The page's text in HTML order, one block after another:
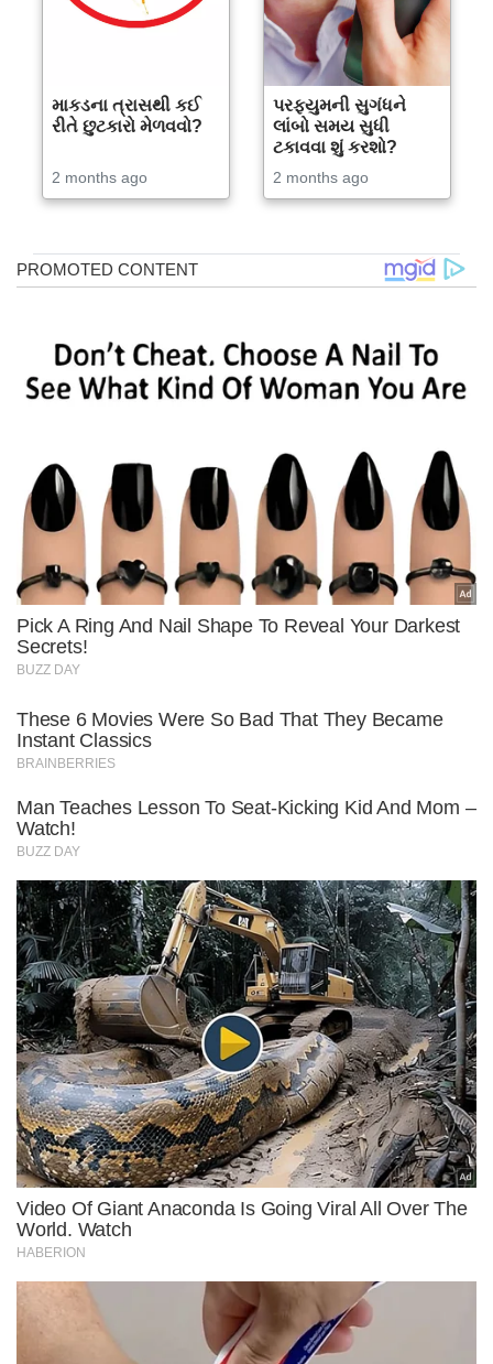
માકડના ત્રાસથી કઈ
રીતે છુટકારો મેળવવો?
2 months ago
પરફ્યુમની સુગંધને
લાંબો સમય સુધી
ટકાવવા શું કરશો?
2 months ago